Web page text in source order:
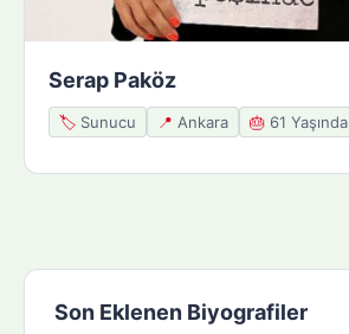
Serap Paköz
🏷️ Sunucu 📍 Ankara 🎂 61 Yaşında
Son Eklenen Biyografiler